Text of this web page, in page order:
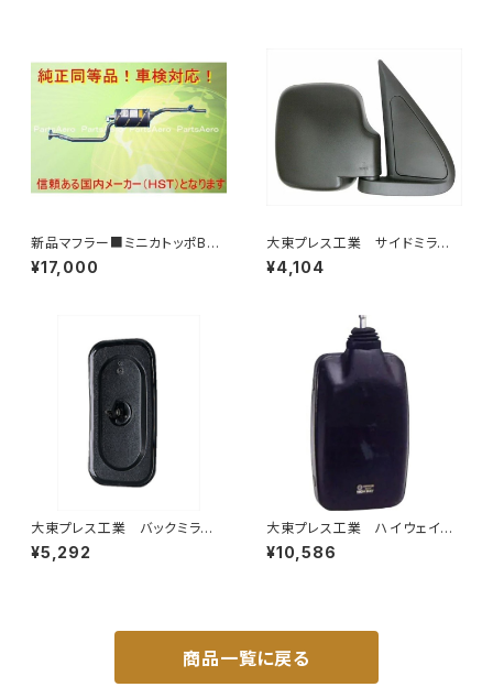
新品マフラー■ミニカトッポBJ
H42A H42V H47A H47V純
正同等/車検対応 065-75
¥17,000
大東プレス工業 サイドミラー/
バックミラダイハツ ハイゼッ
ト 右 99年～ DI-646
¥4,104
大東プレス工業 バックミラーH
400 ｺﾊﾞﾝ L005 黒 J08
330×170 DI-8B
¥5,292
大東プレス工業 ハイウェイミ
ラー 800Rヒーター無 トラッ
¥10,586
商品一覧に戻る